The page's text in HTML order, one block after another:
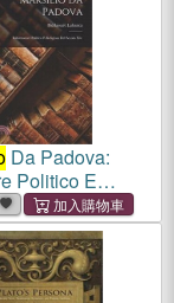
Da Padova:
Politico E
Secolo Xiv.